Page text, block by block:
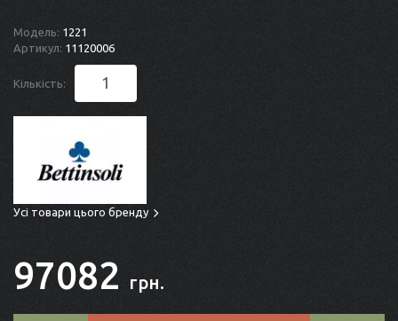
Модель: 1221
Артикул: 11120006
Кількість:
Усі товари цього бренду
97082 грн.